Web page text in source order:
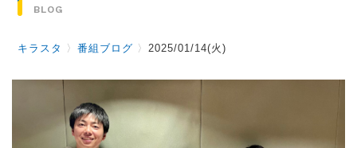
BLOG
キラスタ 〉番組ブログ 〉2025/01/14(火)